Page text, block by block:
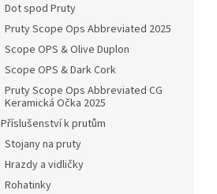
Dot spod Pruty
Pruty Scope Ops Abbreviated 2025
Scope OPS & Olive Duplon
Scope OPS & Dark Cork
Pruty Scope Ops Abbreviated CG
Keramická Očka 2025
Příslušenství k prutům
Stojany na pruty
Hrazdy a vidličky
Rohatinky